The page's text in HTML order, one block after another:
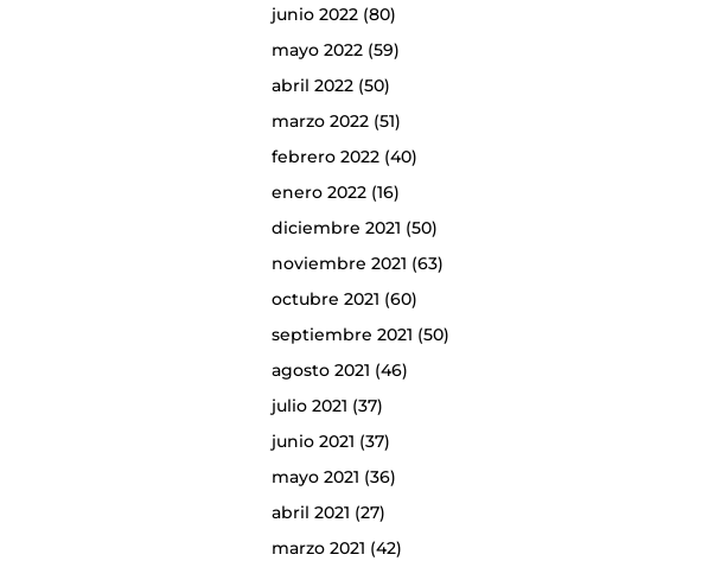
junio 2022(80)
mayo 2022(59)
abril 2022(50)
marzo 2022(51)
febrero 2022(40)
enero 2022(16)
diciembre 2021 (50)
noviembre 2021 (63)
octubre 2021 (60)
septiembre 2021 (50)
agosto 2021 (46)
julio 2021 (37)
junio 2021 (37)
mayo 2021 (36)
abril 2021 (27)
marzo 2021 (42)